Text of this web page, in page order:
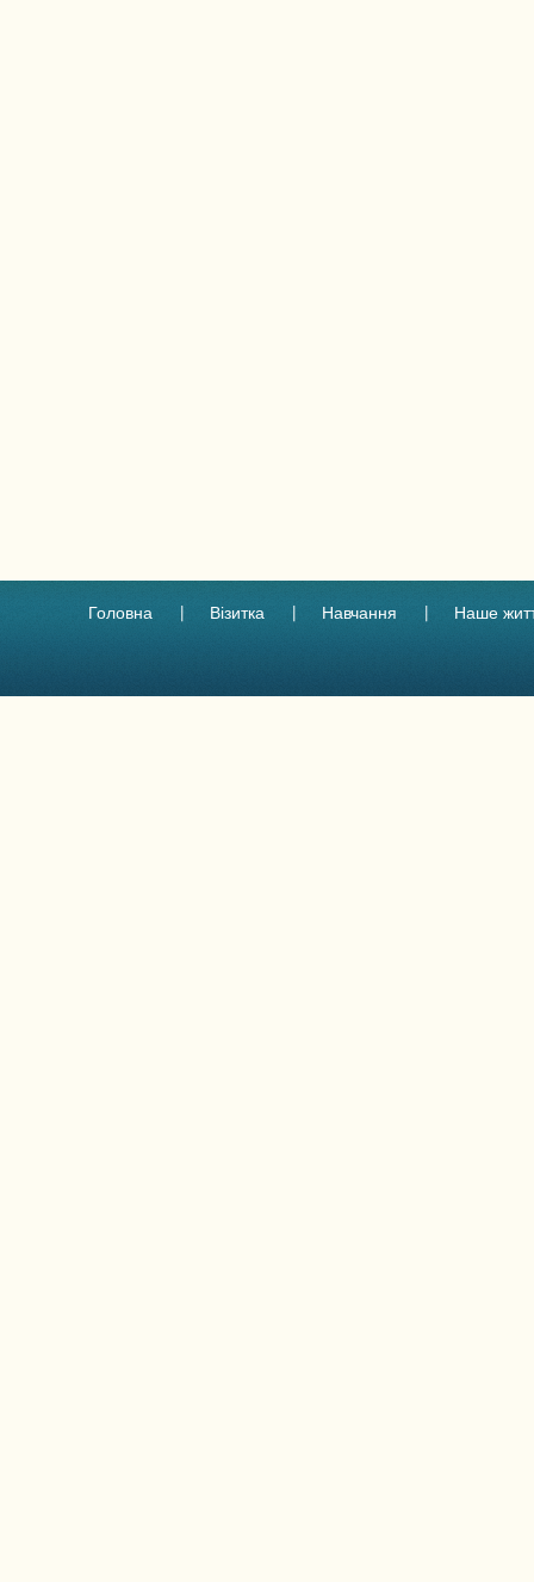
Головна Візитка Навчання Наше